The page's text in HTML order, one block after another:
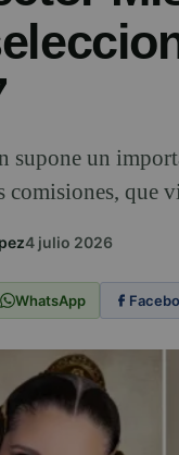
supone un
comisiones, que
4 julio 2026
WhatsApp